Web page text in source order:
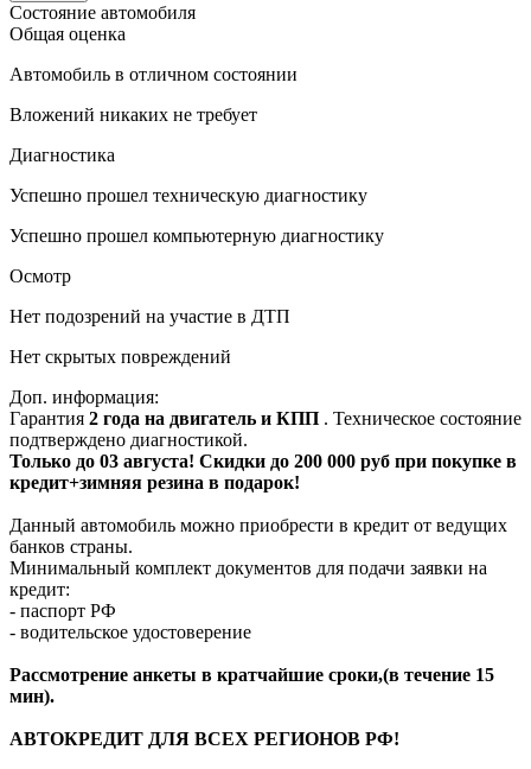
Состояние автомобиля
Общая оценка
Автомобиль в отличном состоянии
Вложений никаких не требует
Диагностика
Успешно прошел техническую диагностику
Успешно прошел компьютерную диагностику
Осмотр
Нет подозрений на участие в ДТП
Нет скрытых повреждений
Доп. информация:
Гарантия 2 года на двигатель и КПП . Техническое состояние
подтверждено диагностикой.
Только до 03 августа! Скидки до 200 000 руб при покупке в
кредит+зимняя резина в подарок!
Данный автомобиль можно приобрести в кредит от ведущих
банков страны.
Минимальный комплект документов для подачи заявки на
кредит:
- паспорт РФ
- водительское удостоверение
Рассмотрение анкеты в кратчайшие сроки,(в течение 15
мин).
АВТОКРЕДИТ ДЛЯ ВСЕХ РЕГИОНОВ РФ!